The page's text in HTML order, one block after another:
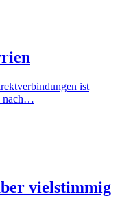
ist
nach…
vielstimmig